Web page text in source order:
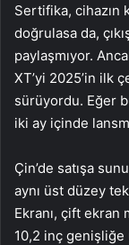
Sertifika, cihazın
doğrulasa da,
paylaşmıyor.
XT’yi 2025’in ilk
sürüyordu. Eğer
iki ay içinde
Çin’de satışa
aynı üst düzey
Ekranı, çift ekran
10,2 inç genişliğe